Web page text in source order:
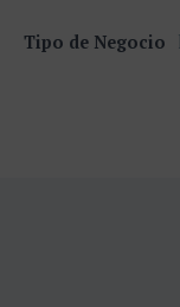
Tipo de Negocio